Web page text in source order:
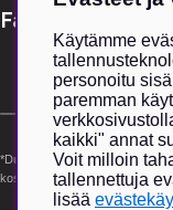
Få Magasin
postadress
*Du kan även få erbjudanden
kostnadsfri och kan avslutas
Käytämme
personoitu
paremman
kaikki" annat
Voit milloin
tallennettuja
lisää